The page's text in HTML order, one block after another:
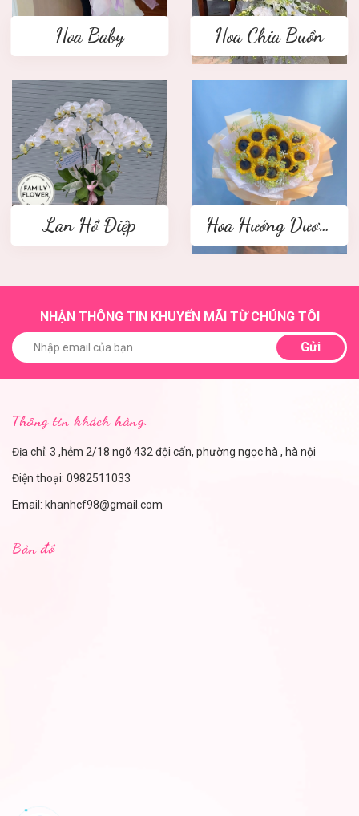
Hoa Baby Hoa Chia Buồn
Lan Hồ Điệp Hoa Hướng Dương
NHẬN THÔNG TIN KHUYẾN MÃI TỪ CHÚNG TÔI
Gửi
Thông tin khách hàng.
Địa chỉ: 3 ,hẻm 2/18 ngõ 432 đội cấn, phường ngọc hà , hà nội
Điện thoại: 0982511033
Email: khanhcf98@gmail.com
Bản đồ